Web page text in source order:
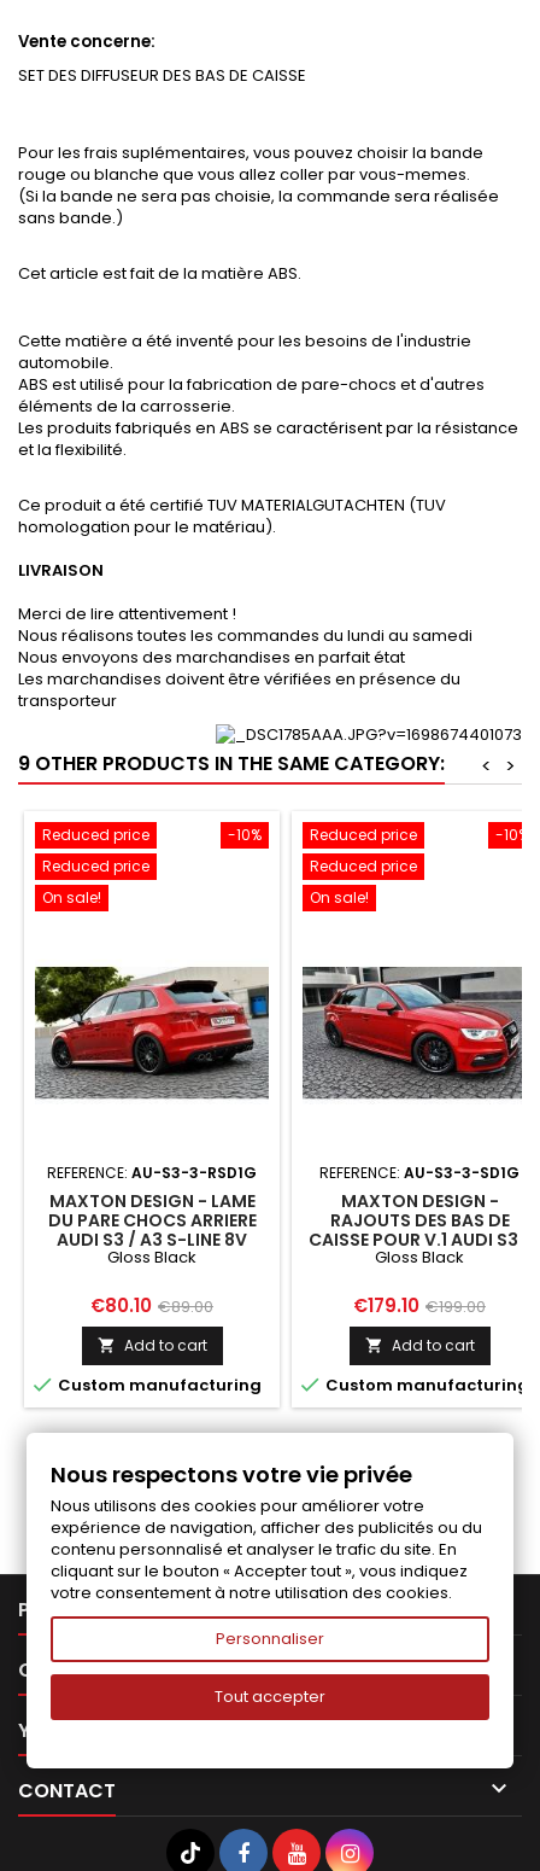
Vente concerne:
SET DES DIFFUSEUR DES BAS DE CAISSE
Pour les frais suplémentaires, vous pouvez choisir la bande
rouge ou blanche que vous allez coller par vous-memes.
(Si la bande ne sera pas choisie, la commande sera réalisée
sans bande.)
Cet article est fait de la matière ABS.
Cette matière a été inventé pour les besoins de l'industrie
automobile.
ABS est utilisé pour la fabrication de pare-chocs et d'autres
éléments de la carrosserie.
Les produits fabriqués en ABS se caractérisent par la résistance
et la flexibilité.
Ce produit a été certifié TUV MATERIALGUTACHTEN (TUV
homologation pour le matériau).
LIVRAISON
Merci de lire attentivement !
Nous réalisons toutes les commandes du lundi au samedi
Nous envoyons des marchandises en parfait état
Les marchandises doivent être vérifiées en présence du
transporteur
9 OTHER PRODUCTS IN THE SAME CATEGORY: >
<
-10%
Reduced price
Reduced price
On sale!
REFERENCE: AU-S3-3-RSD1G
MAXTON DESIGN - LAME
DU PARE CHOCS ARRIERE
AUDI S3 / A3 S-LINE 8V
HATCHBACK / SPORTBACK
Gloss Black
Price
€80.10 Regular
price
€89.00
 Add to cart
 Custom manufacturing
-10%
Reduced price
Reduced price
On sale!
REFERENCE: AU-S3-3-SD1G
MAXTON DESIGN -
RAJOUTS DES BAS DE
CAISSE POUR V.1 AUDI S3 /
A3 S-LINE SPORTBACK 8V /
Gloss Black
Price
€179.10 Regular
price
€199.00
 Add to cart
 Custom manufacturing
Follow us on Facebook
PRODUCTS
OUR COMPANY 
YOUR ACCOUNT 
CONTACT 
Nous respectons votre vie privée
Nous utilisons des cookies pour améliorer votre
expérience de navigation, afficher des publicités ou du
contenu personnalisé et analyser le trafic du site. En
cliquant sur le bouton « Accepter tout », vous indiquez
votre consentement à notre utilisation des cookies.
Personnaliser
Tout accepter